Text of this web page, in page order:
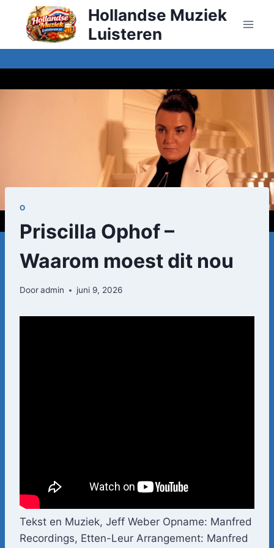
Doorgaan
inhoud
Hollandse Muziek
Luisteren
O
Priscilla Ophof –
Waarom moest dit nou
Dooradmin juni 9, 2026
Tekst en Muziek, Jeff Weber Opname: Manfred
Recordings, Etten-Leur Arrangement: Manfred